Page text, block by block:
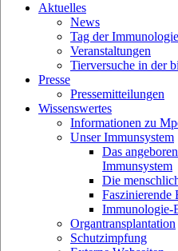
Aktuelles
News
Tag der Immunologie
Veranstaltungen
Tierversuche in der
Presse
Pressemitteilungen
Wissenswertes
Informationen zu
Unser Immunsystem
Das
Immunsystem
Die
Faszinierende
Immunologie-
Organtransplantation
Schutzimpfung